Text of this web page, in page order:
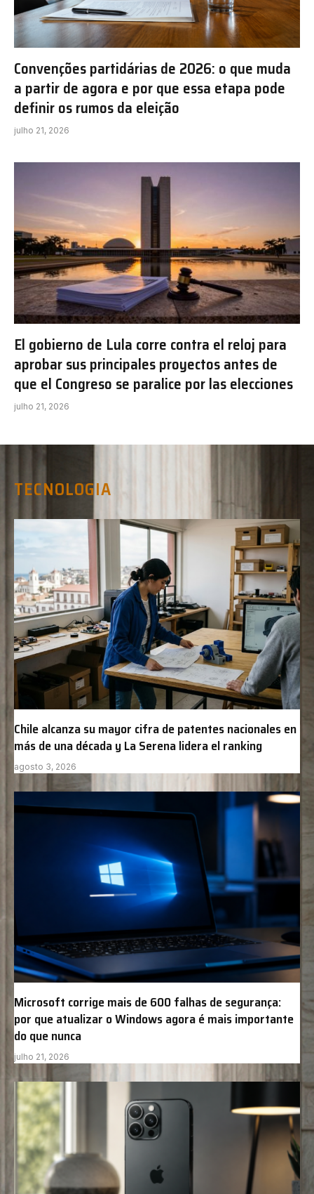
Convenções partidárias de 2026: o que muda
a partir de agora e por que essa etapa pode
definir os rumos da eleição
julho 21, 2026
El gobierno de Lula corre contra el reloj para
aprobar sus principales proyectos antes de
que el Congreso se paralice por las elecciones
julho 21, 2026
TECNOLOGIA
Chile alcanza su mayor cifra de patentes nacionales en
más de una década y La Serena lidera el ranking
agosto 3, 2026
Microsoft corrige mais de 600 falhas de segurança:
por que atualizar o Windows agora é mais importante
do que nunca
julho 21, 2026